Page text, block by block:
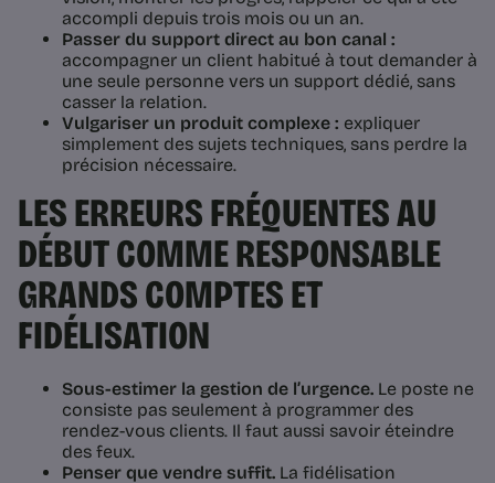
accompli depuis trois mois ou un an.
Passer du support direct au bon canal :
accompagner un client habitué à tout demander à
une seule personne vers un support dédié, sans
casser la relation.
Vulgariser un produit complexe : expliquer
simplement des sujets techniques, sans perdre la
précision nécessaire.
LES ERREURS FRÉQUENTES AU
DÉBUT COMME RESPONSABLE
GRANDS COMPTES ET
FIDÉLISATION
Sous-estimer la gestion de l’urgence. Le poste ne
consiste pas seulement à programmer des
rendez-vous clients. Il faut aussi savoir éteindre
des feux.
Penser que vendre suffit. La fidélisation